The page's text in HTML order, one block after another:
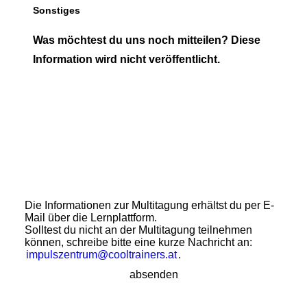
Sonstiges
Was möchtest du uns noch mitteilen? Diese
Information wird nicht veröffentlicht.
Die Informationen zur Multitagung erhältst du per E-
Mail über die Lernplattform.
Solltest du nicht an der Multitagung teilnehmen
können, schreibe bitte eine kurze Nachricht an:
impulszentrum@cooltrainers.at.